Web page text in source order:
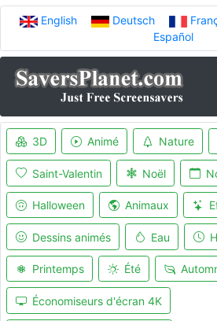
English Deutsch
Español
3D Animé Nature
Saint-Valentin Noël
Halloween Animaux
Dessins animés Eau
Printemps Été
Économiseurs d'écran 4K